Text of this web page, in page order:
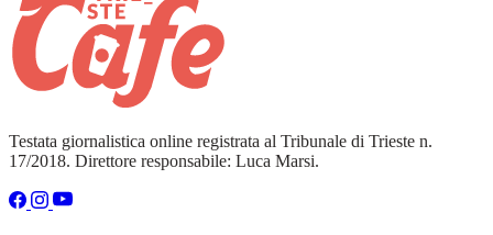
Testata giornalistica online registrata al Tribunale di Trieste n.
17/2018. Direttore responsabile: Luca Marsi.